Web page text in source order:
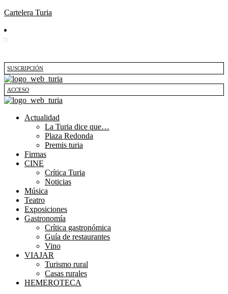
Cartelera Turia
SUSCRIPCIÓN
ACCESO
Actualidad
La Turia dice que…
Plaza Redonda
Premis turia
Firmas
CINE
Crítica Turia
Noticias
Música
Teatro
Exposiciones
Gastronomía
Crítica gastronómica
Guía de restaurantes
Vino
VIAJAR
Turismo rural
Casas rurales
HEMEROTECA